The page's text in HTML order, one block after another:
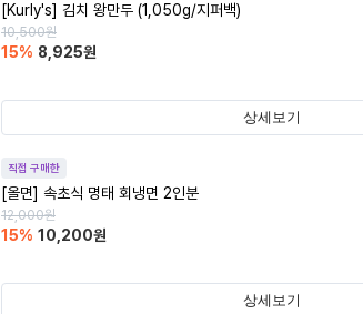
[Kurly's] 김치 왕만두 (1,050g/지퍼백)
10,500원
15% 8,925원
상세보기
직접 구매한
[올면] 속초식 명태 회냉면 2인분
12,000원
15% 10,200원
상세보기